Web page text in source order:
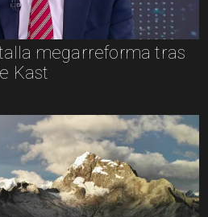
megarreforma tras
Kast